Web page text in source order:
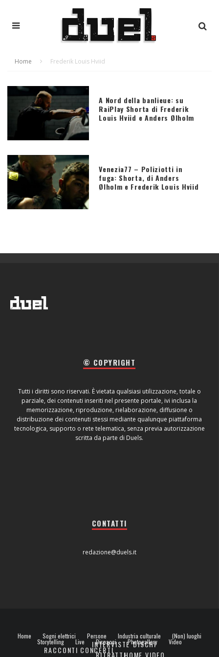
Home Frederik Louis Hviid
A Nord della banlieue: su
RaiPlay Shorta di Frederik
Louis Hviid e Anders Ølholm
Venezia77 – Poliziotti in
fuga: Shorta, di Anders
Ølholm e Frederik Louis Hviid
© COPYRIGHT
Tutti i diritti sono riservati. È vietata qualsiasi utilizzazione, totale o
parziale, dei contenuti inseriti nel presente portale, ivi inclusa la
memorizzazione, riproduzione, rielaborazione, diffusione o
distribuzione dei contenuti stessi mediante qualunque piattaforma
tecnologica, supporto o rete telematica, senza previa autorizzazione
scritta da parte di Duels.
CONTATTI
redazione@duels.it
Home Sogni elettrici Persone
INTERVISTE
Industria culturale
DISCHI
(Non) luoghi
Storytelling
RACCONTI
Live
CONCERTI
Dispacci Photogallery Video